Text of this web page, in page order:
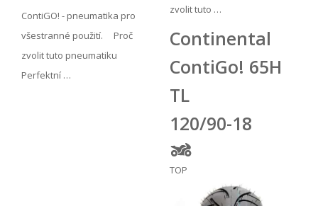
ContiGO! - pneumatika pro
všestranné použití. Proč
zvolit tuto pneumatiku
Perfektní …
zvolit tuto …
Continental
ContiGo! 65H
TL
120/90-18
TOP